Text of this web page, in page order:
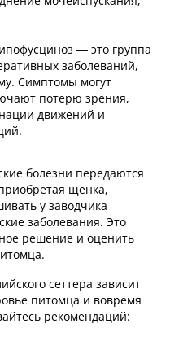
— это группа
заболеваний,
Симптомы могут
потерю зрения,
движений и
болезни передаются
щенка,
у заводчика
заболевания. Это
решение и оценить
сеттера зависит
питомца и вовремя
рекомендаций: